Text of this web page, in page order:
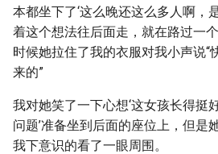
本都坐下了‘这么晚还这么多人啊，
着这个想法往后面走，就在路过一
时候她拉住了我的衣服对我小声说“
来的”
我对她笑了一下心想‘这女孩长得挺
问题’准备坐到后面的座位上，但是
我下意识的看了一眼周围。